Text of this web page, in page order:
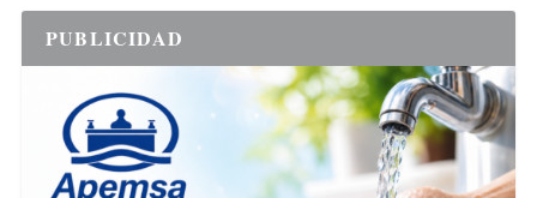
PUBLICIDAD